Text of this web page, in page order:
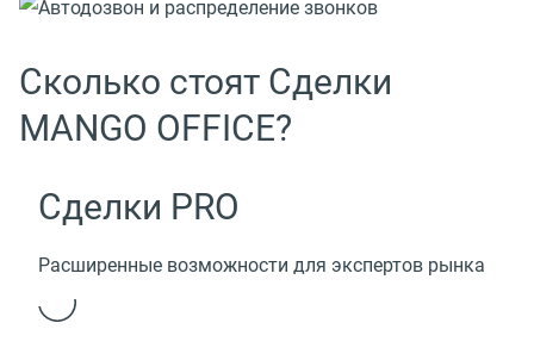
Сколько стоят Сделки
MANGO OFFICE?
Сделки PRO
Расширенные возможности для экспертов рынка